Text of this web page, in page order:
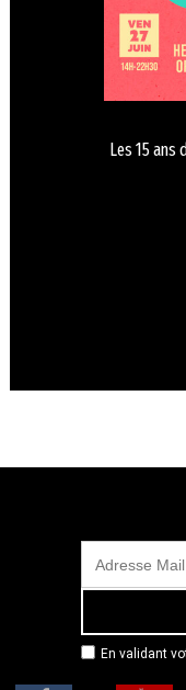
Les 15 ans
En validant